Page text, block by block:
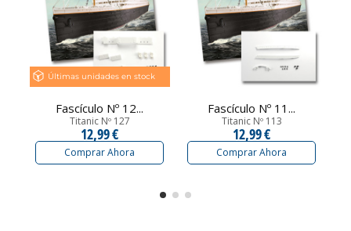
Últimas unidades en stock
Fascículo Nº 12...
Titanic Nº 127
12,99 €
Comprar Ahora
Fascículo Nº 11...
Titanic Nº 113
12,99 €
Comprar Ahora